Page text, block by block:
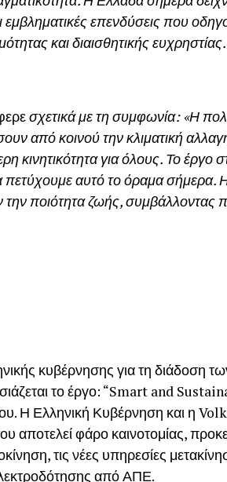
επενδύσεις που
και διαισθητικής
σχετικά με τη συμφωνία: «Η
από κοινού την κλιματική
κινητικότητα για όλους. Το έργο
αυτό το όραμα σήμερα.
την ποιότητα ζωής,
κυβέρνησης για τη διάδοση
το έργο: “Smart and
Η Ελληνική Κυβέρνηση και η
αποτελεί φάρο καινοτομίας,
τις νέες υπηρεσίες
από ΑΠΕ.